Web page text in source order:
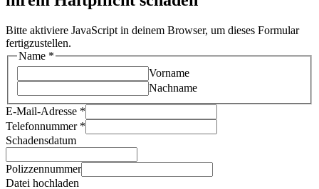
Bitte aktiviere JavaScript in deinem Browser, um dieses Formular
fertigzustellen.
Name *
Vorname
Nachname
E-Mail-Adresse *
Telefonnummer *
Schadensdatum
Polizzennummer
Datei hochladen